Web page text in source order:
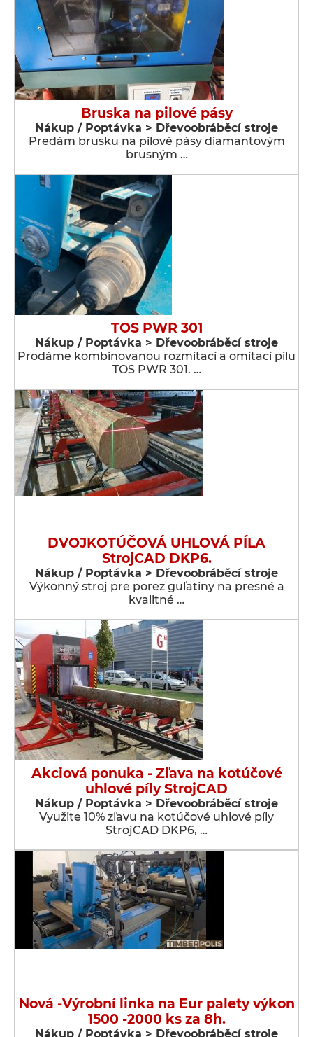
Bruska na pilové pásy
Nákup / Poptávka > Dřevoobráběcí stroje
Predám brusku na pilové pásy diamantovým
brusným …
TOS PWR 301
Nákup / Poptávka > Dřevoobráběcí stroje
Prodáme kombinovanou rozmítací a omítací pilu
TOS PWR 301. …
DVOJKOTÚČOVÁ UHLOVÁ PÍLA
StrojCAD DKP6.
Nákup / Poptávka > Dřevoobráběcí stroje
Výkonný stroj pre porez guľatiny na presné a
kvalitné …
Akciová ponuka - Zľava na kotúčové
uhlové píly StrojCAD
Nákup / Poptávka > Dřevoobráběcí stroje
Využite 10% zľavu na kotúčové uhlové píly
StrojCAD DKP6, …
Nová -Výrobní linka na Eur palety výkon
1500 -2000 ks za 8h.
Nákup / Poptávka > Dřevoobráběcí stroje